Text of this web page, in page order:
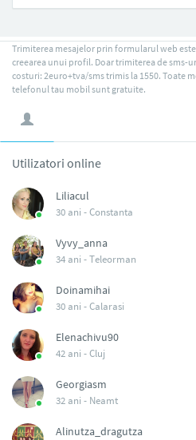
Trimiterea mesajelor prin formularul web
creearea unui profil. Doar trimiterea de sms-
costuri: 2euro+tva/sms trimis la 1550. Toate
telefonul tau mobil sunt gratuite.
Utilizatori online
Liliacul
30 ani -Constanta
Vyvy_anna
34 ani -Teleorman
Doinamihai
30 ani -Calarasi
Elenachivu90
42 ani -Cluj
Georgiasm
32 ani - Neamt
Alinutza_dragutza